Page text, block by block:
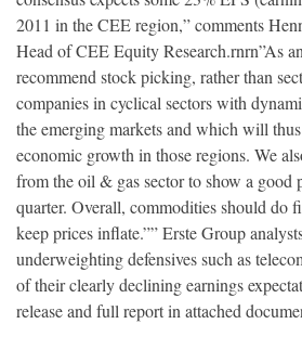
2011 in the CEE region,” comments
Head of CEE Equity Research.rnrn”As
recommend stock picking, rather than
companies in cyclical sectors with
the emerging markets and which will
economic growth in those regions. We
from the oil & gas sector to show a good
quarter. Overall, commodities should do
keep prices inflate.”” Erste Group
underweighting defensives such as
of their clearly declining earnings
release and full report in attached